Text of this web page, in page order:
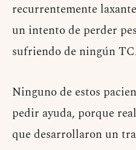
recurrentemente
un intento de perder
sufriendo de ningún
Ninguno de estos
pedir ayuda, porque
que desarrollaron un